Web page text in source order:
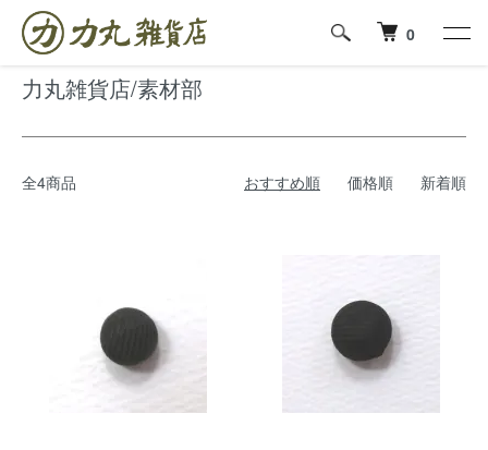
0
ホーム 力丸雑貨店の布と革製品とヴィンテージボタン 力丸雑貨店/素材部
力丸雑貨店/素材部
全4商品 おすすめ順 価格順 新着順